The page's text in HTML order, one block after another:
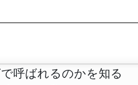
呼ばれるのかを知る